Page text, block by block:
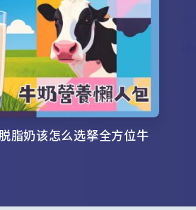
脂奶该怎么选拏全方位牛